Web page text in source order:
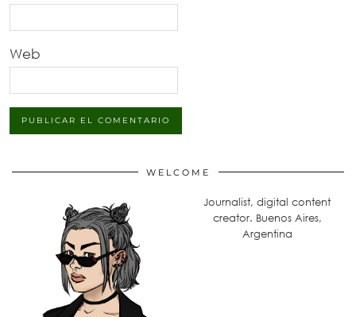
Web
WELCOME
Journalist, digital content
creator. Buenos Aires,
Argentina